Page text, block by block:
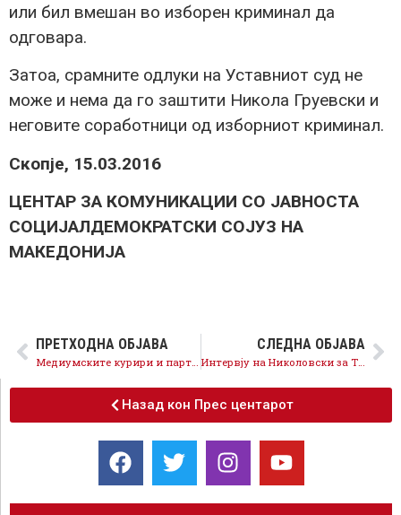
или бил вмешан во изборен криминал да
одговара.
Затоа, срамните одлуки на Уставниот суд не
може и нема да го заштити Никола Груевски и
неговите соработници од изборниот криминал.
Скопје, 15.03.2016
ЦЕНТАР ЗА КОМУНИКАЦИИ СО ЈАВНОСТА
СОЦИЈАЛДЕМОКРАТСКИ СОЈУЗ НА
МАКЕДОНИЈА
ПРЕТХОДНА ОБЈАВА СЛЕДНА ОБЈАВА
Интервју на Николовски за ТВ Орбис
Назад кон Прес центарот